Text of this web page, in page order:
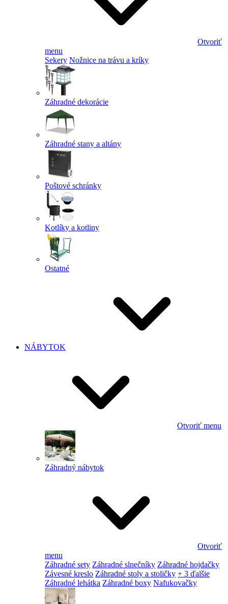
Otvoriť
menu
Sekery Nožnice na trávu a kríky
Záhradné dekorácie
Záhradné stany a altány
Poštové schránky
Kotlíky a kotliny
Ostatné
NÁBYTOK
Otvoriť menu
Záhradný nábytok
Otvoriť
menu
Záhradné sety Záhradné slnečníky Záhradné hojdačky
Závesné kreslo Záhradné stoly a stoličky + 3 ďalšie
Záhradné lehátka Záhradné boxy Nafukovačky